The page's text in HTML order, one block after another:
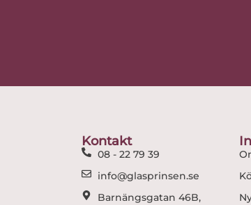
Kontakt
08 - 22 79 39
info@glasprinsen.se
Barnängsgatan 46B,